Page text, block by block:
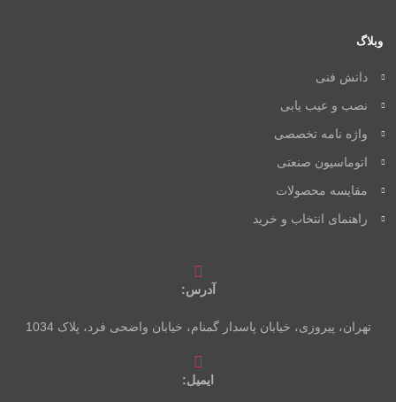
وبلاگ
دانش فنی
نصب و عیب یابی
واژه نامه تخصصی
اتوماسیون صنعتی
مقایسه محصولات
راهنمای انتخاب و خرید
آدرس:
تهران، پیروزی، خیابان پاسدار گمنام، خیابان واضحی فرد، پلاک 1034
ایمیل: